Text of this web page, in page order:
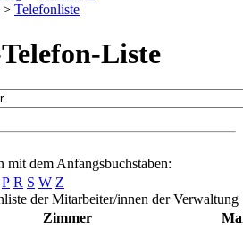
> Telefonliste
Liste
mit dem Anfangsbuchstaben:
P R S W Z
der Mitarbeiter/innen der Verwaltung
Zimmer